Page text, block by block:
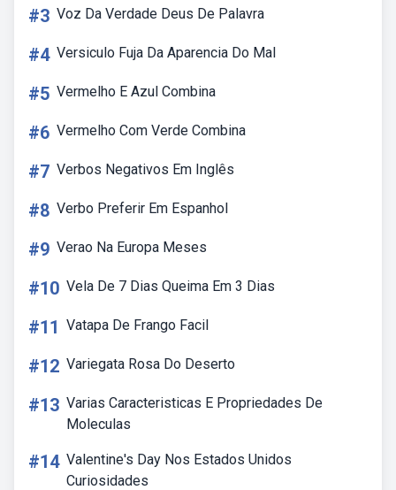
#3 Voz Da Verdade Deus De Palavra
#4 Versiculo Fuja Da Aparencia Do Mal
#5 Vermelho E Azul Combina
#6 Vermelho Com Verde Combina
#7 Verbos Negativos Em Inglês
#8 Verbo Preferir Em Espanhol
#9 Verao Na Europa Meses
#10 Vela De 7 Dias Queima Em 3 Dias
#11 Vatapa De Frango Facil
#12 Variegata Rosa Do Deserto
#13 Varias Caracteristicas E Propriedades De
Moleculas
#14 Valentine's Day Nos Estados Unidos
Curiosidades